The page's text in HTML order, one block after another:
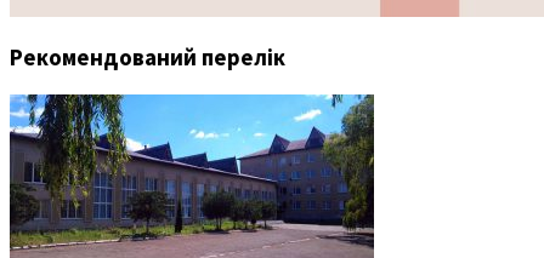
Рекомендований перелік